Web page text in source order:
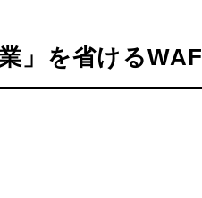
」を省けるWAF